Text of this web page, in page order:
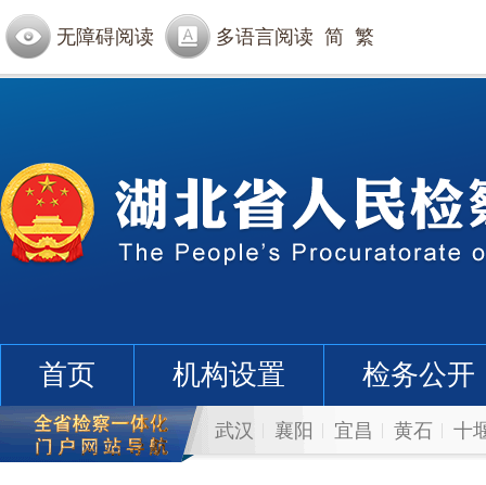
无障碍阅读 多语言阅读 简 繁
首页 机构设置 检务公开
武汉 襄阳 宜昌 黄石 十